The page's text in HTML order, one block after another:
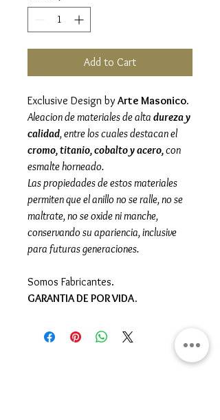
Add to Cart
Exclusive Design by Arte Masonico.
Aleacion de materiales de alta dureza y
calidad, entre los cuales destacan el
cromo, titanio, cobalto y acero,con
esmalte horneado.
Las propiedades de estos materiales
permiten que el anillo no se ralle, no se
maltrate, no se oxide ni manche,
conservando su apariencia, inclusive
para futuras generaciones.
Somos Fabricantes.
GARANTIA DE POR VIDA.